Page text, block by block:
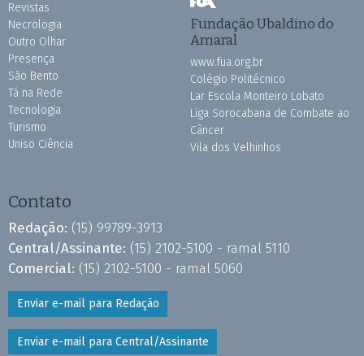
Revistas
Necrologia
Outro Olhar
Presença
São Bento
Tá na Rede
Tecnologia
Turismo
Uniso Ciência
Fundação Ubaldino do
Amaral
www.fua.org.br
Colégio Politécnico
Lar Escola Monteiro Lobato
Liga Sorocabana de Combate ao
Câncer
Vila dos Velhinhos
Contato
Redação: (15) 99789-3913
Central/Assinante: (15) 2102-5100 - ramal 5110
Comercial: (15) 2102-5100 - ramal 5060
Enviar e-mail para Redação
Enviar e-mail para Central/Assinante